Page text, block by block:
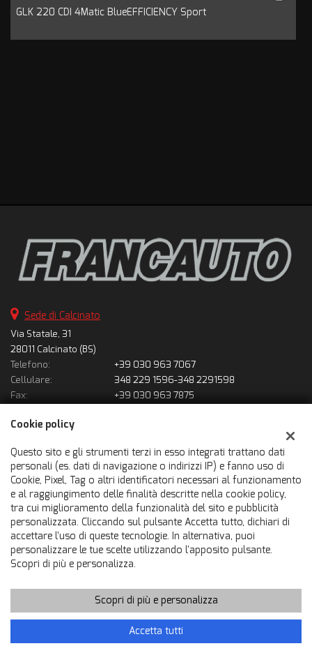
GLK 220 CDI 4Matic BlueEFFICIENCY Sport
Sede di Calcinato
Via Statale, 31
28011 Calcinato (BS)
Telefono:
+39 030 963 7067
Cellulare:
348 229 1596-348 2291598
Fax:
+39 030 963 7875
Indicazioni stradali
Dati fiscali:
Francauto Srl
Via Statale, 31, Calcinato (BS)
C.F/P.IVA:02866600980
Registro delle imprese:BS
Copyright © 2026 GestionaleAuto.com S.r.l., Tutti i diritti riservati
-Leggi l'informativa sulla privacy-Cookie Policy
GestionaleAuto.com
Cookie policy
Questo sito e gli strumenti terzi in esso integrati trattano dati
personali (es. dati di navigazione o indirizzi IP) e fanno uso di
Cookie, Pixel, Tag o altri identificatori necessari al funzionamento
e al raggiungimento delle finalità descritte nella cookie policy,
tra cui miglioramento della funzionalità del sito e pubblicità
personalizzata. Cliccando sul pulsante Accetta tutto, dichiari di
accettare l'uso di queste tecnologie. In alternativa, puoi
personalizzare le tue scelte utilizzando l'apposito pulsante.
Scopri di più e personalizza.
Scopri di più e personalizza
Accetta tutti